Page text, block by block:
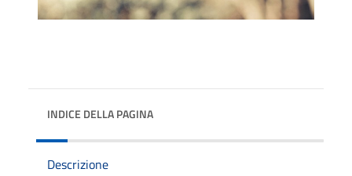
INDICE DELLA PAGINA
Descrizione